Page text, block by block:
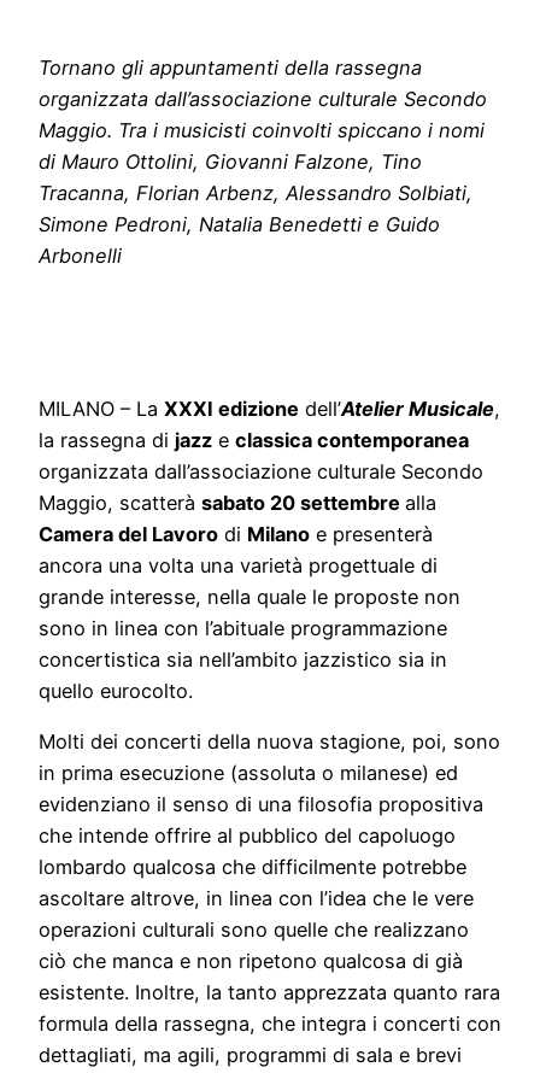
Tornano gli appuntamenti della rassegna
organizzata dall’associazione culturale Secondo
Maggio. Tra i musicisti coinvolti spiccano i nomi
di Mauro Ottolini, Giovanni Falzone, Tino
Tracanna, Florian Arbenz, Alessandro Solbiati,
Simone Pedroni, Natalia Benedetti e Guido
Arbonelli
MILANO – La XXXI edizione dell’Atelier Musicale,
la rassegna di jazz e classica contemporanea
organizzata dall’associazione culturale Secondo
Maggio, scatterà sabato 20 settembre alla
Camera del Lavoro di Milano e presenterà
ancora una volta una varietà progettuale di
grande interesse, nella quale le proposte non
sono in linea con l’abituale programmazione
concertistica sia nell’ambito jazzistico sia in
quello eurocolto.
Molti dei concerti della nuova stagione, poi, sono
in prima esecuzione (assoluta o milanese) ed
evidenziano il senso di una filosofia propositiva
che intende offrire al pubblico del capoluogo
lombardo qualcosa che difficilmente potrebbe
ascoltare altrove, in linea con l’idea che le vere
operazioni culturali sono quelle che realizzano
ciò che manca e non ripetono qualcosa di già
esistente. Inoltre, la tanto apprezzata quanto rara
formula della rassegna, che integra i concerti con
dettagliati, ma agili, programmi di sala e brevi